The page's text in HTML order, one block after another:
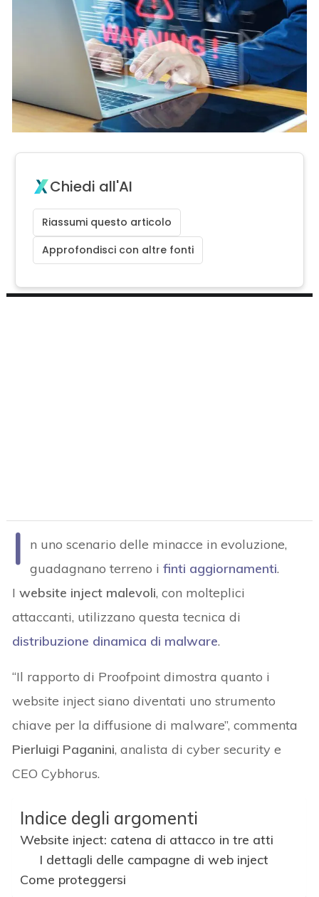
Chiedi all'AI
Riassumi questo articolo
Approfondisci con altre fonti
I
n uno scenario delle minacce in evoluzione,
guadagnano terreno ifinti aggiornamenti.
Iwebsite inject malevoli, con molteplici
attaccanti, utilizzano questa tecnica di
distribuzione dinamica di malware.
“Il rapporto di Proofpoint dimostra quanto i
website inject siano diventati uno strumento
chiave per la diffusione di malware”, commenta
Pierluigi Paganini, analista di cyber security e
CEO Cybhorus.
Indice degli argomenti
Website inject: catena di attacco in tre atti
I dettagli delle campagne di web inject
Come proteggersi